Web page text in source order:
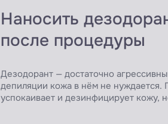
Наносить
после процедуры
Дезодорант — достаточно
депиляции кожа в нём не нуждается.
успокаивает и дезинфицирует кожу,